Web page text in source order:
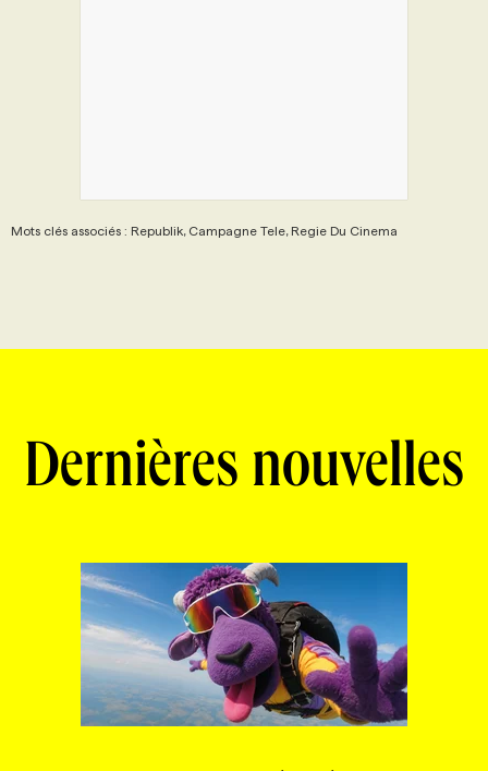
Mots clés associés : Republik, Campagne Tele, Regie Du Cinema
Dernières nouvelles